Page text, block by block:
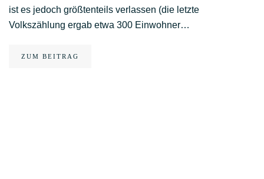
ist es jedoch größtenteils verlassen (die letzte
Volkszählung ergab etwa 300 Einwohner…
ZUM BEITRAG